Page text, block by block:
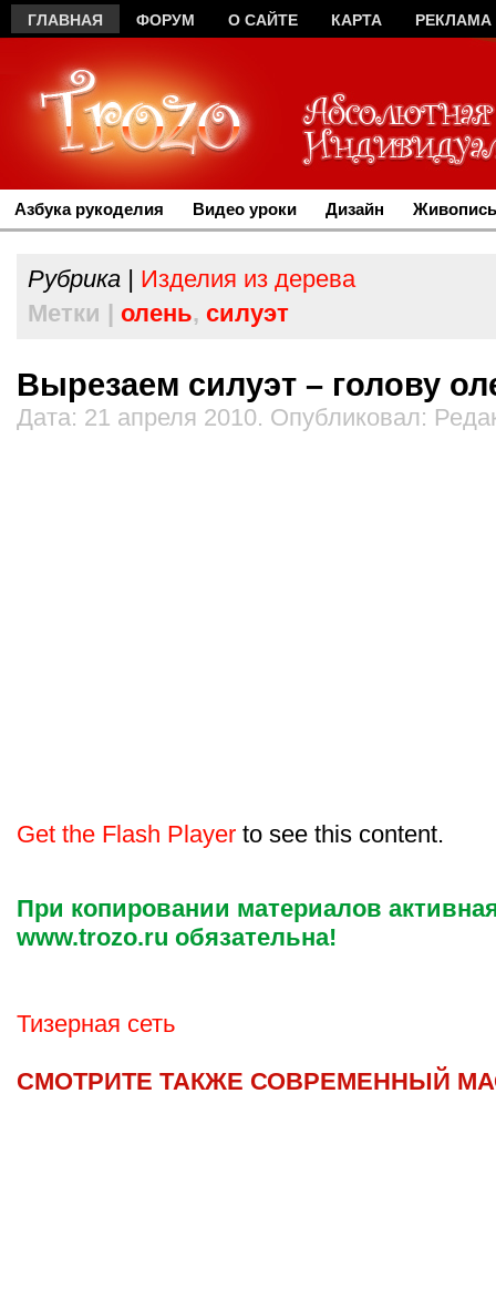
ГЛАВНАЯ ФОРУМ О САЙТЕ КАРТА РЕКЛАМА
Азбука рукоделия Видео уроки Дизайн
Рубрика | Изделия из дерева
Метки | олень, силуэт
Вырезаем силуэт – голову
Дата: 21 апреля 2010. Опубликовал:
Get the Flash Player to see this content.
При копировании материалов
www.trozo.ru обязательна!
Тизерная сеть
СМОТРИТЕ ТАКЖЕ СОВРЕМЕННЫЙ